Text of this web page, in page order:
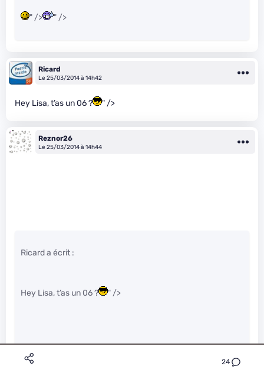
24
" /> " />
Ricard
Le 25/03/2014 à 14h42
Hey Lisa, t’as un 06 ? " />
Reznor26
Le 25/03/2014 à 14h44
Ricard a écrit :
Hey Lisa, t’as un 06 ? " />
Non, elle partage pas ses données on t’a dit !